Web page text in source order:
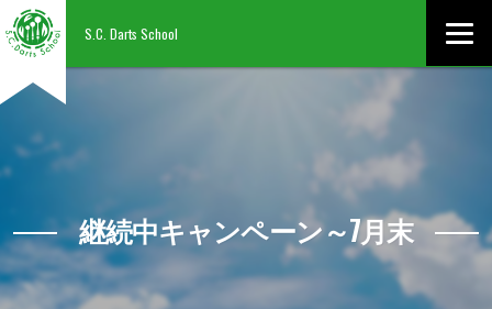
S.C. Darts School
継続中キャンペーン～7月末